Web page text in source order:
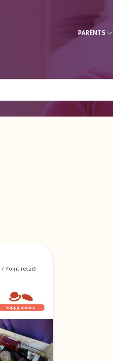
PARENTS
/ Point relais